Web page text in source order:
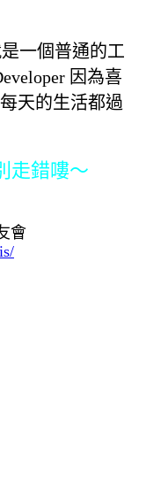
一個普通的工
因為喜
天的生活都過
走錯嘍～
會